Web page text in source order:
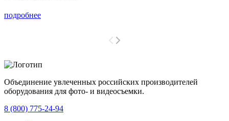
подробнее
Объединение увлеченных российских производителей
оборудования для фото- и видеосъемки.
8 (800) 775-24-94